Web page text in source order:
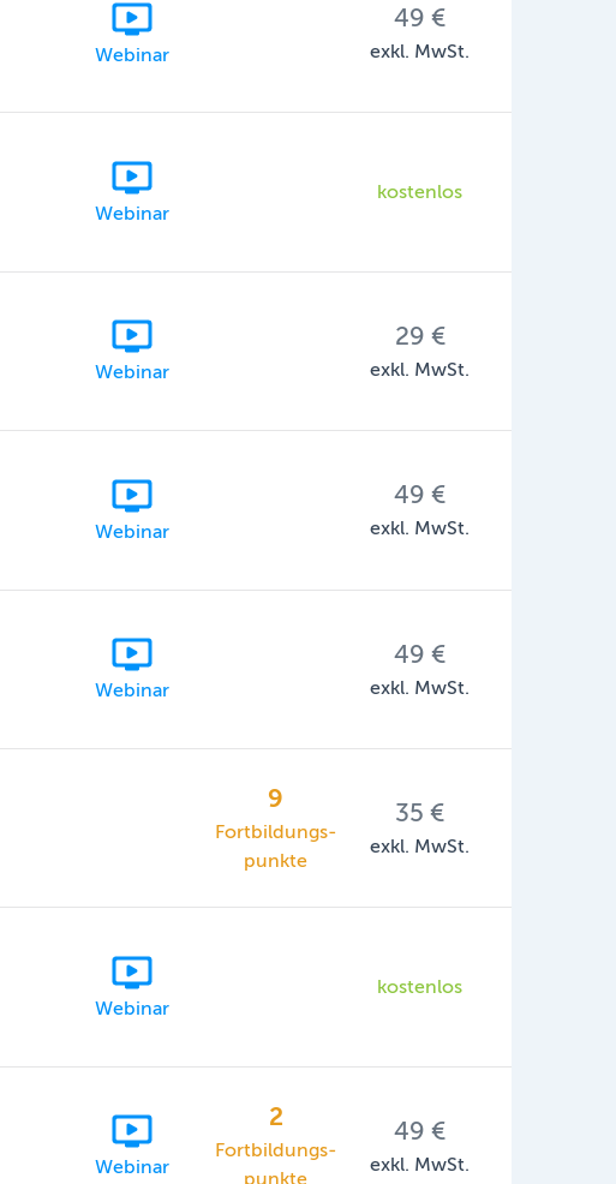
Webinar
49 €
exkl. MwSt.
Webinar
kostenlos
Webinar
29 €
exkl. MwSt.
Webinar
49 €
exkl. MwSt.
Webinar
49 €
exkl. MwSt.
9
Fortbildungs­
punkte
35 €
exkl. MwSt.
Webinar
kostenlos
Webinar
2
Fortbildungs­
punkte
49 €
exkl. MwSt.